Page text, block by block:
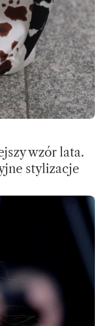
wzór lata.
stylizacje